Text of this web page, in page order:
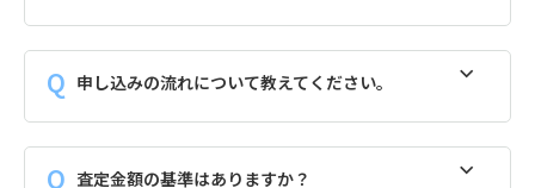
申し込みの流れについて教えてください。
査定金額の基準はありますか？